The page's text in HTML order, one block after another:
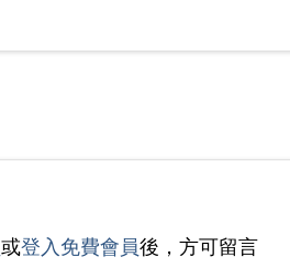
或登入免費會員後，方可留言